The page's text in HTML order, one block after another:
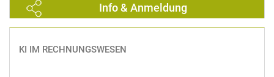
Info & Anmeldung
KI IM RECHNUNGSWESEN